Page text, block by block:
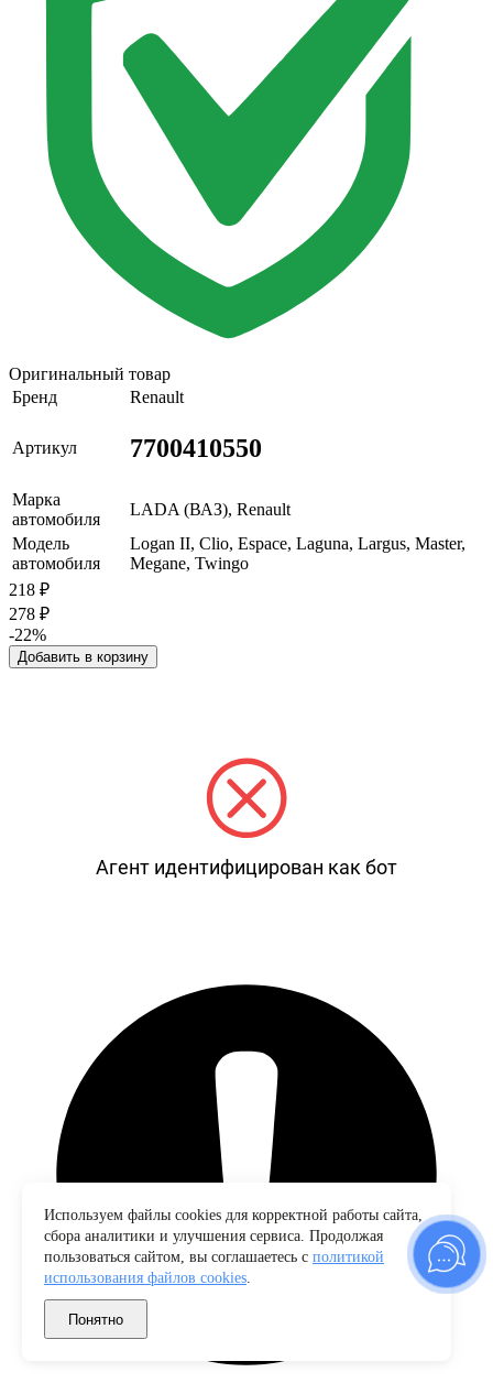
Оригинальный товар
Бренд
Renault
Артикул 7700410550
Марка
автомобиля
LADA (ВАЗ), Renault
Модель
автомобиля
Logan II, Clio, Espace, Laguna, Largus, Master,
Megane, Twingo
218 ₽
278 ₽
-22%
Добавить в корзину
Агент идентифицирован как бот
Используем файлы cookies для корректной работы сайта,
сбора аналитики и улучшения сервиса. Продолжая
пользоваться сайтом, вы соглашаетесь с политикой
использования файлов cookies.
Понятно